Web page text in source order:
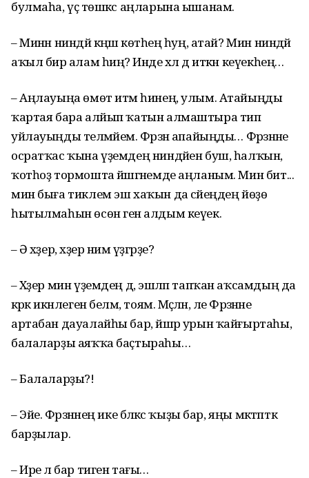
булмаһа, үҫә төшкәс аңларына ышанам.
– Минән ниндәй кәңәш көтәһең һуң, атай? Мин ниндәй
аҡыл бирә алам һиңә? Инде хәл дә иткән кеүекһең…
– Аңлауыңа өмөт итәм һинең, улым. Атайыңды
ҡартая бара алйып ҡатын алмаштыра тип
уйлауыңды теләмәйем. Фәрзәнә апайыңды… Фәрзәнәне
осратҡас ҡына үҙемдең ниндәйен буш, һалҡын,
ҡотһоҙ тормошта йәшәгәнемде аңланым. Мин бит...
мин быға тиклем эш хаҡын да әсәйеңдең йөҙө
һытылмаһын өсөн генә алдым кеүек.
– Ә хәҙер, хәҙер нимә үҙгәрҙе?
– Хәҙер мин үҙемдең дә, эшләп тапҡан аҡсамдың да
кәрәк икәнлеген беләм, тоям. Мәҫәлән, әле Фәрзәнәне
артабан дауалайһы бар, йәшәр урын ҡайғыртаһы,
балаларҙы аяҡҡа баҫтыраһы…
– Балаларҙы?!
– Эйе. Фәрзәнәнең ике бәләкәс ҡыҙы бар, яңы мәктәпткә
барҙылар.
– Ире лә бар тиген тағы…